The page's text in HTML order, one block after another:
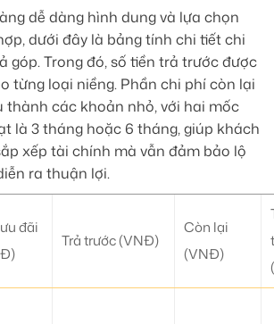
dễ dàng hình dung và lựa chọn
dưới đây là bảng tính chi tiết chi
góp. Trong đó, số tiền trả trước được
từng loại niềng. Phần chi phí còn lại
thành các khoản nhỏ, với hai mốc
là 3 tháng hoặc 6 tháng, giúp khách
xếp tài chính mà vẫn đảm bảo lộ
ra thuận lợi.
đãi
Trả trước (VNĐ)
Còn lại
(VNĐ)